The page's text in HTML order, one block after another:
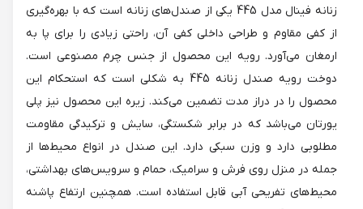
زنانه فینال مدل 445 یکی از صندل‌های زنانه است که با بهره‌گیری
از کفی مقاوم و طراحی داخلی کفی آن، راحتی زیادی را برای پا به
ارمغان می‌آورد. رویه این محصول از جنس چرم مصنوعی است.
دوخت رویه صندل زنانه 445 به شکلی است که استحکام این
محصول را در دراز مدت تضمین می‌کند. زیره این محصول نیز پلی
یورتان می‌باشد که در برابر شکستگی، سایش و ترکیدگی مقاومت
مطلوبی دارد و وزن سبکی دارد. این صندل در انواع محیط‌ها از
جمله در منزل روی فرش و سرامیک، حمام و سرویس‌های بهداشتی،
محیط‌های تفریحی آبی قابل استفاده است. همچنین ارتفاع پاشنه